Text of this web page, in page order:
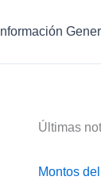
Información
Últimas
Montos